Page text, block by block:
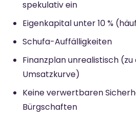
spekulativ ein
Eigenkapital unter 10 %
Schufa-Auffälligkeiten
Finanzplan unrealistisch
Umsatzkurve)
Keine verwertbaren
Bürgschaften